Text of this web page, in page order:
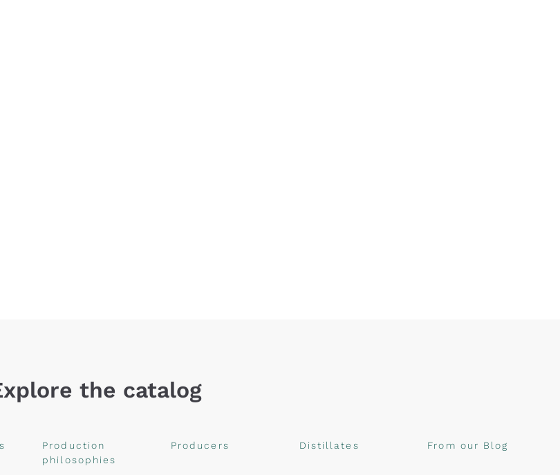
the catalog
Production
philosophies
Producers Distillates From our Blog